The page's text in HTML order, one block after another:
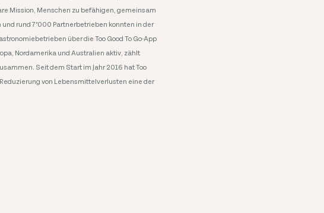
Mission, Menschen zu befähigen, gemeinsam
rund 7’000 Partnerbetrieben konnten in der
über die Too Good To Go-App
Nordamerika und Australien aktiv, zählt
Seit dem Start im Jahr 2016 hat Too
von Lebensmittelverlusten eine der